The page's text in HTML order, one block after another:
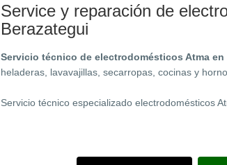
Service y reparación de
Berazategui
Servicio técnico de electrodomésticos Atma en
heladeras, lavavajillas, secarropas, cocinas y
Servicio técnico especializado electrodomésticos